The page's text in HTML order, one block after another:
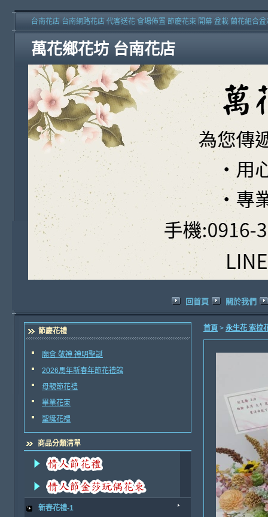
萬花鄉花坊 台南花店
台南花店 台南網路花店 代客送花 會場佈置 節慶花束 開幕 盆栽 蘭花組合
回首頁 關於我們
節慶花禮
廟會 敬神 神明聖誕
2026馬年新春年節花禮館
母親節花禮
畢業花束
聖誕花禮
商品分類清單
新春花禮-1
首頁 > 永生花 索拉